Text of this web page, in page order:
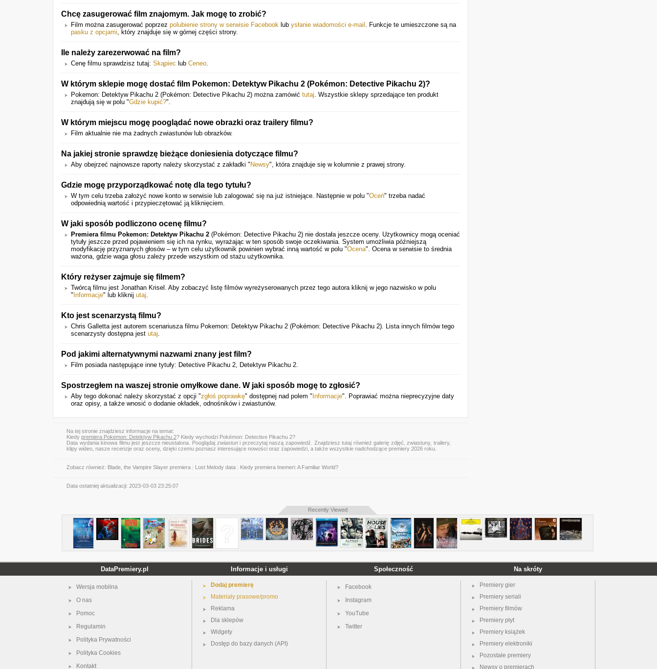
Chcę zasugerować film znajomym. Jak mogę to zrobić?
Film można zasugerować poprzez polubienie strony w serwisie Facebook lub ysłanie wiadomości e-mail . Funkcje te umieszczone są na
pasku z opcjami, który znajduje się w górnej części strony.
Ile należy zarezerwować na film?
Cenę filmu sprawdzisz tutaj: Skąpiec lub Ceneo.
W którym sklepie mogę dostać film Pokemon: Detektyw Pikachu 2 (Pokémon: Detective Pikachu 2)?
Pokemon: Detektyw Pikachu 2 (Pokémon: Detective Pikachu 2) można zamówić tutaj. Wszystkie sklepy sprzedające ten produkt
znajdują się w polu "Gdzie kupić?".
W którym miejscu mogę pooglądać nowe obrazki oraz trailery filmu?
Film aktualnie nie ma żadnych zwiastunów lub obrazków.
Na jakiej stronie sprawdzę bieżące doniesienia dotyczące filmu?
Aby obejrzeć najnowsze raporty należy skorzystać z zakładki " Newsy", która znajduje się w kolumnie z prawej strony.
Gdzie mogę przyporządkować notę dla tego tytułu?
W tym celu trzeba założyć nowe konto w serwisie lub zalogować się na już istniejące. Następnie w polu "Oceń" trzeba nadać
odpowiednią wartość i przypieczętować ją kliknięciem.
W jaki sposób podliczono ocenę filmu?
Premiera filmu Pokemon: Detektyw Pikachu 2 (Pokémon: Detective Pikachu 2) nie dostała jeszcze oceny. Użytkownicy mogą oceniać
tytuły jeszcze przed pojawieniem się ich na rynku, wyrażając w ten sposób swoje oczekiwania. System umożliwia późniejszą
modyfikację przyznanych głosów – w tym celu użytkownik powinien wybrać inną wartość w polu "Ocena". Ocena w serwisie to średnia
ważona, gdzie waga głosu zależy przede wszystkim od stażu użytkownika.
Który reżyser zajmuje się filmem?
Twórcą filmu jest Jonathan Krisel. Aby zobaczyć listę filmów wyreżyserowanych przez tego autora kliknij w jego nazwisko w polu
" Informacje" lub kliknij utaj.
Kto jest scenarzystą filmu?
Chris Galletta jest autorem scenariusza filmu Pokemon: Detektyw Pikachu 2 (Pokémon: Detective Pikachu 2). Lista innych filmów tego
scenarzysty dostępna jest utaj.
Pod jakimi alternatywnymi nazwami znany jest film?
Film posiada następujące inne tytuły: Detective Pikachu 2, Detektyw Pikachu 2.
Spostrzegłem na waszej stronie omyłkowe dane. W jaki sposób mogę to zgłosić?
Aby tego dokonać należy skorzystać z opcji "zgłoś poprawkę" dostępnej nad polem " Informacje". Poprawiać można nieprecyzyjne daty
oraz opisy, a także wnosić o dodanie okładek, odnośników i zwiastunów.
Na tej stronie znajdziesz informacje na temat:
Kiedy premiera Pokemon: Detektyw Pikachu 2? Kiedy wychodzi Pokémon: Detective Pikachu 2?
Data wydania kinowa filmu jest jeszcze nieustalona. Pooglądaj zwiastuni przeczytaj naszą zapowiedź. Znajdziesz tutaj również galerię zdjęć, zwiastuny, trailery,
klipy wideo, nasze recenzje oraz oceny, dzięki czemu poznasz interesujące nowości oraz zapowiedzi, a także wszystkie nadchodzące premiery 2026 roku.
Zobacz również: Blade, the Vampire Slayer premiera Lost Melody data Kiedy premiera Inemeri: A Familiar World?
Data ostatniej aktualizacji: 2023-03-03 23:25:07
Recently Viewed
DataPremiery.pl
Wersja mobilna
O nas
Pomoc
Regulamin
Polityka Prywatności
Polityka Cookies
Kontakt
Informacje i usługi
Dodaj premierę
Materiały prasowe/promo
Reklama
Dla sklepów
Widgety
Dostęp do bazy danych (API)
Społeczność
Facebook
Instagram
YouTube
Twitter
Na skróty
Premiery gier
Premiery seriali
Premiery filmów
Premiery płyt
Premiery książek
Premiery elektroniki
Pozostałe premiery
Newsy o premierach